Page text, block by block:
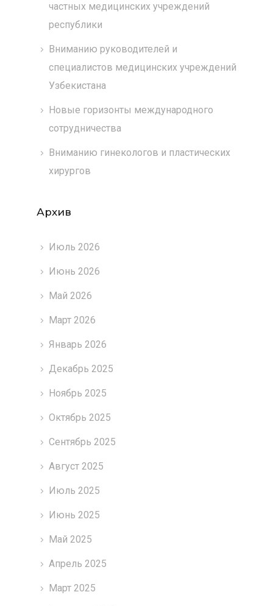
частных медицинских учреждений
республики
Вниманию руководителей и
специалистов медицинских учреждений
Узбекистана
Новые горизонты международного
сотрудничества
Вниманию гинекологов и пластических
хирургов
Архив
Июль 2026
Июнь 2026
Май 2026
Март 2026
Январь 2026
Декабрь 2025
Ноябрь 2025
Октябрь 2025
Сентябрь 2025
Август 2025
Июль 2025
Июнь 2025
Май 2025
Апрель 2025
Март 2025